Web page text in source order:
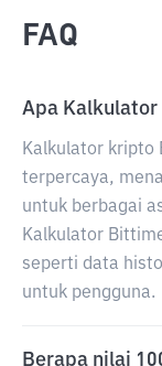
FAQ
Apa
Kalkulator kripto
terpercaya,
untuk berbagai
Kalkulator
seperti data
untuk pengguna.
Berapa nilai